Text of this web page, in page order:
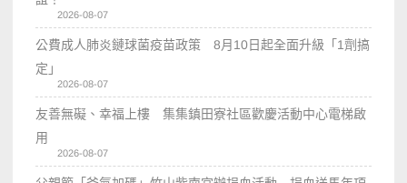
2026-08-07
公費成人肺炎鏈球菌疫苗政策 8月10日起全面升級「1劑搞
定」
2026-08-07
友善無礙、幸福上樓 集集鎮田寮社區歡慶活動中心電梯啟
用
2026-08-07